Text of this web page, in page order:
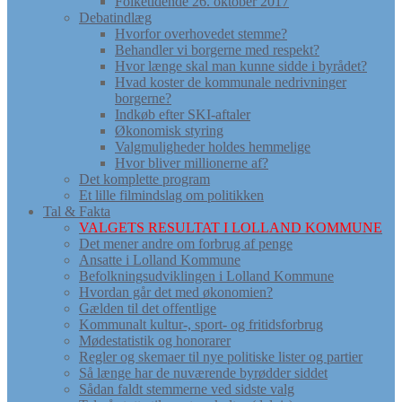
Debatindlæg
Hvorfor overhovedet stemme?
Behandler vi borgerne med respekt?
Hvor længe skal man kunne sidde i byrådet?
Hvad koster de kommunale nedrivninger
borgerne?
Indkøb efter SKI-aftaler
Økonomisk styring
Valgmuligheder holdes hemmelige
Hvor bliver millionerne af?
Det komplette program
Et lille filmindslag om politikken
Tal & Fakta
VALGETS RESULTAT I LOLLAND KOMMUNE
Det mener andre om forbrug af penge
Ansatte i Lolland Kommune
Befolkningsudviklingen i Lolland Kommune
Hvordan går det med økonomien?
Gælden til det offentlige
Kommunalt kultur-, sport- og fritidsforbrug
Mødestatistik og honorarer
Regler og skemaer til nye politiske lister og partier
Så længe har de nuværende byrødder siddet
Sådan faldt stemmerne ved sidste valg